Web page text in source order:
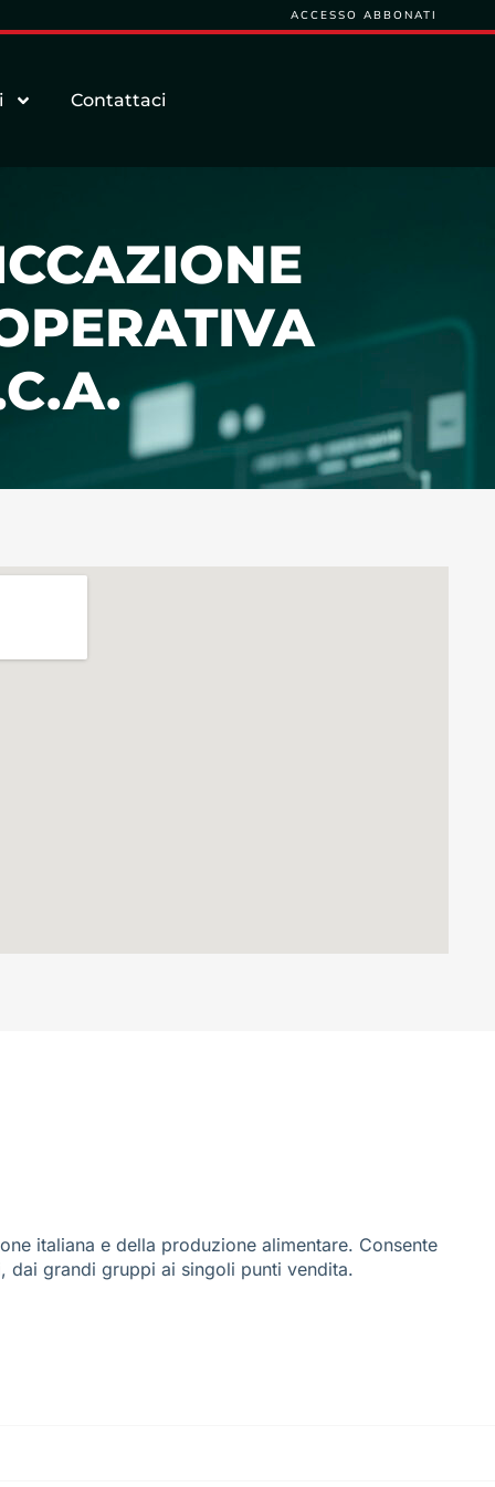
ACCESSO ABBONATI
Contattaci
italiana e della produzione alimentare. Consente
grandi gruppi ai singoli punti vendita.